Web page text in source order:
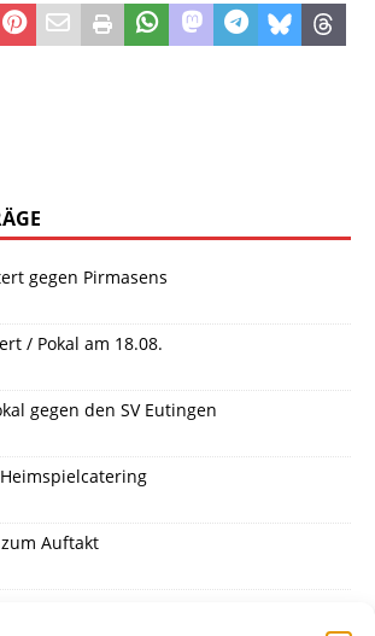
gegen Pirmasens
/ Pokal am 18.08.
gegen den SV Eutingen
Auftakt